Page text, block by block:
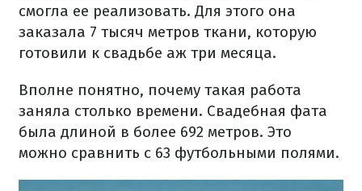
смогла ее реализовать. Для этого она
заказала 7 тысяч метров ткани, которую
готовили к свадьбе аж три месяца.
Вполне понятно, почему такая работа
заняла столько времени. Свадебная фата
была длиной в более 692 метров. Это
можно сравнить с 63 футбольными полями.